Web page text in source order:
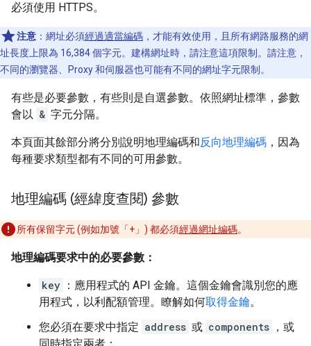
必須使用 HTTPS。
注意 ：網址必須經過適當編碼 ，才能有效使用，且所有網路服務的網
址長度上限為 16,384 個字元。建構網址時，請注意這項限制。請注意，
不同的瀏覽器、Proxy 和伺服器也可能有不同的網址字元限制。
有些是必要參數，有些則是自選參數。依照網址標準，參數
會以 & 字元分隔。
本頁面其餘部分將分別說明地理編碼和反向地理編碼 ，因為
每種要求類型都有不同的可用參數。
地理編碼 (經緯度查閱) 參數
所有保留字元 (例如加號「+」) 都必須經過網址編碼。
地理編碼要求中的必要參數：
key ：應用程式的 API 金鑰。這個金鑰會識別您的應
用程式，以利配額管理。瞭解如何取得金鑰。
您必須在要求中指定 address 或 components ，或